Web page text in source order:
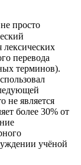
просто
лексических
перевода
терминов).
не является
более 30% от
учёной